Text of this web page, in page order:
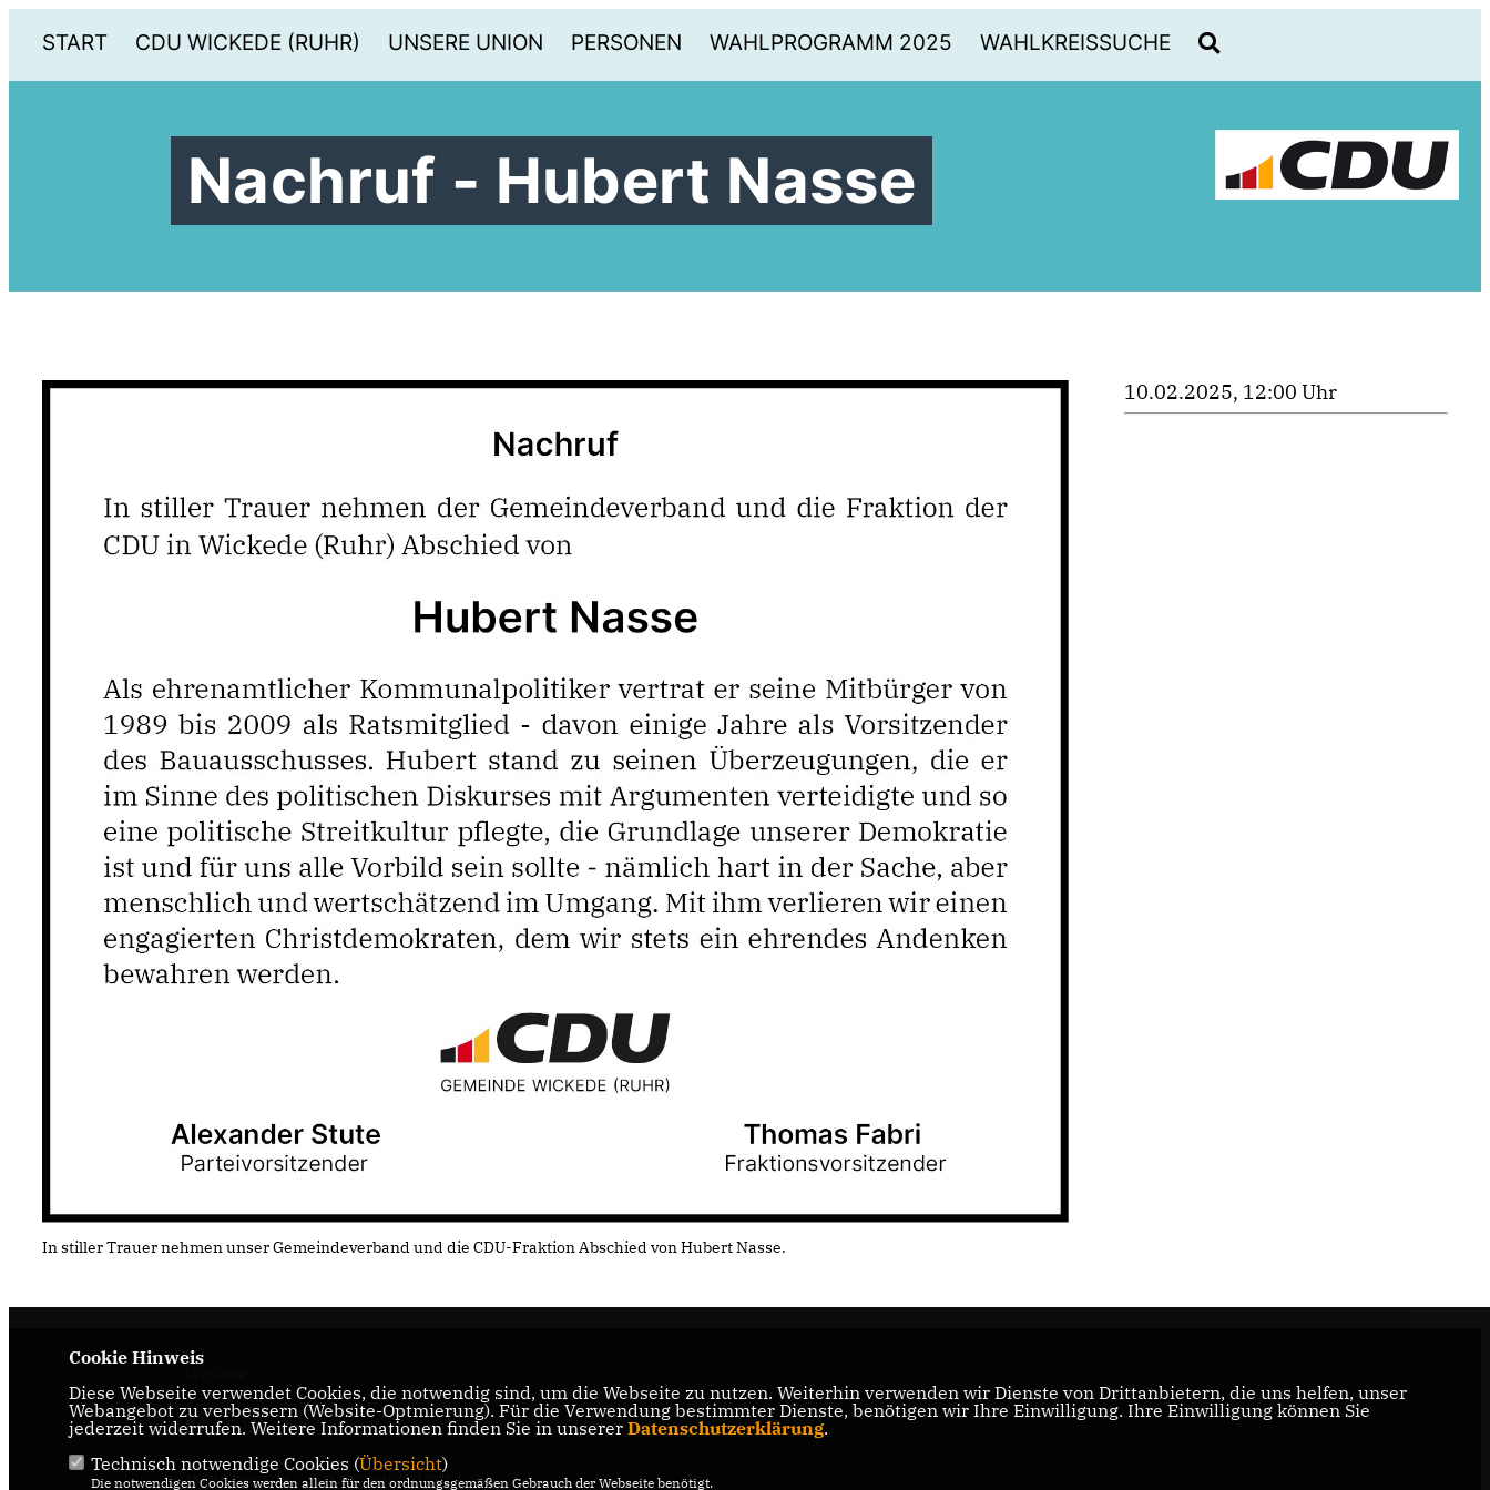
START CDU WICKEDE (RUHR) UNSERE UNION PERSONEN WAHLPROGRAMM 2025 WAHLKREISSUCHE
Nachruf - Hubert Nasse
In stiller Trauer nehmen unser Gemeindeverband und die CDU-Fraktion Abschied von Hubert Nasse.
10.02.2025, 12:00 Uhr
IMPRESSUM DATENSCHUTZ
Cookie Hinweis
Diese Webseite verwendet Cookies, die notwendig sind, um die Webseite zu nutzen. Weiterhin verwenden wir Dienste von Drittanbietern, die uns helfen, unser
Webangebot zu verbessern (Website-Optmierung). Für die Verwendung bestimmter Dienste, benötigen wir Ihre Einwilligung. Ihre Einwilligung können Sie
jederzeit widerrufen. Weitere Informationen finden Sie in unserer Datenschutzerklärung.
Technisch notwendige Cookies (Übersicht)
Die notwendigen Cookies werden allein für den ordnungsgemäßen Gebrauch der Webseite benötigt.